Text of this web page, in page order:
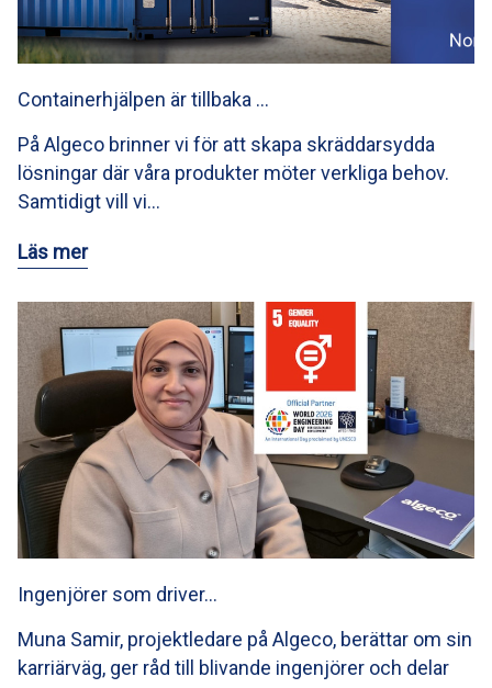
Containerhjälpen är tillbaka …
På Algeco brinner vi för att skapa skräddarsydda
lösningar där våra produkter möter verkliga behov.
Samtidigt vill vi…
Läs mer
Ingenjörer som driver…
Muna Samir, projektledare på Algeco, berättar om sin
karriärväg, ger råd till blivande ingenjörer och delar